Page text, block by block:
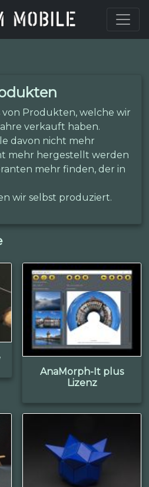
von Produkten, welche wir
verkauft haben.
davon nicht mehr
mehr hergestellt werden
mehr finden, der in
wir selbst produziert.
AnaMorph-It plus
Lizenz